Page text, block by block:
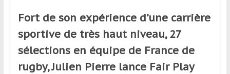
simples
spectateurs
sport,
qui
Fort de son expérience d’une carrière
sportive de très haut niveau, 27
sélections en équipe de France de
rugby, Julien Pierre lance Fair Play